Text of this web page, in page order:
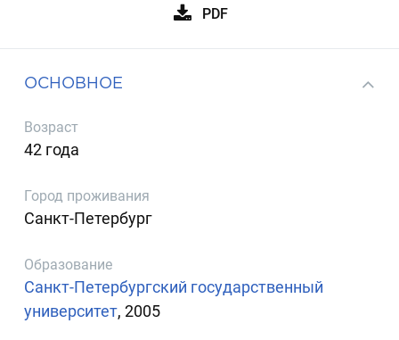
PDF
ОСНОВНОЕ
Возраст
42 года
Город проживания
Санкт-Петербург
Образование
Санкт-Петербургский государственный
университет, 2005